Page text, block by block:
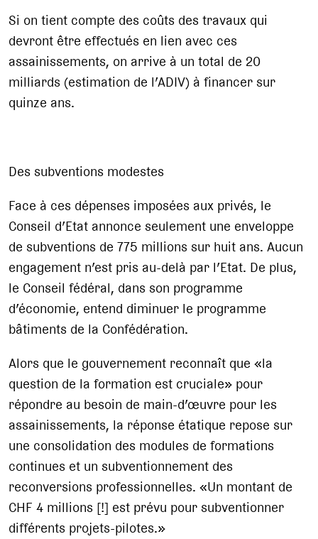
Si on tient compte des coûts des travaux qui
devront être effectués en lien avec ces
assainissements, on arrive à un total de 20
milliards (estimation de l’ADIV) à financer sur
quinze ans.
Des subventions modestes
Face à ces dépenses imposées aux privés, le
Conseil d’Etat annonce seulement une enveloppe
de subventions de 775 millions sur huit ans. Aucun
engagement n’est pris au-delà par l’Etat. De plus,
le Conseil fédéral, dans son programme
d’économie, entend diminuer le programme
bâtiments de la Confédération.
Alors que le gouvernement reconnaît que «la
question de la formation est cruciale» pour
répondre au besoin de main-d’œuvre pour les
assainissements, la réponse étatique repose sur
une consolidation des modules de formations
continues et un subventionnement des
reconversions professionnelles. «Un montant de
CHF 4 millions [!] est prévu pour subventionner
différents projets-pilotes.»